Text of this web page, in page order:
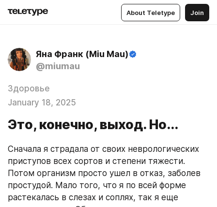
About Teletype Join
Яна Франк (Miu Mau)
@miumau
Здоровье
January 18, 2025
Это, конечно, выход. Но...
Сначала я страдала от своих неврологических
приступов всех сортов и степени тяжести.
Потом организм просто ушел в отказ, заболев
простудой. Мало того, что я по всей форме
растекалась в слезах и соплях, так я еще